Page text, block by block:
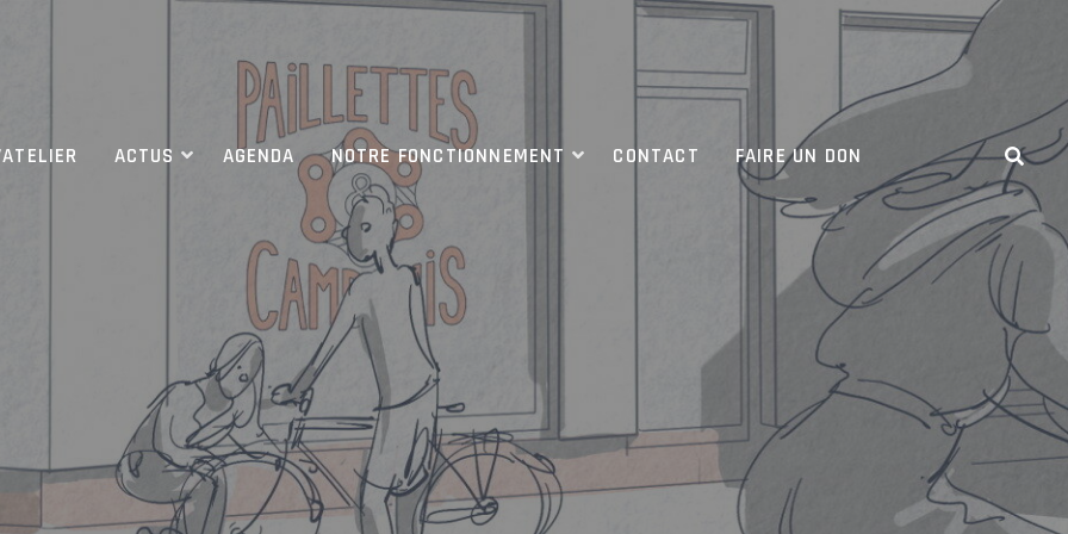
ACTUS AGENDA NOTRE FONCTIONNEMENT CONTACT FAIRE UN DON